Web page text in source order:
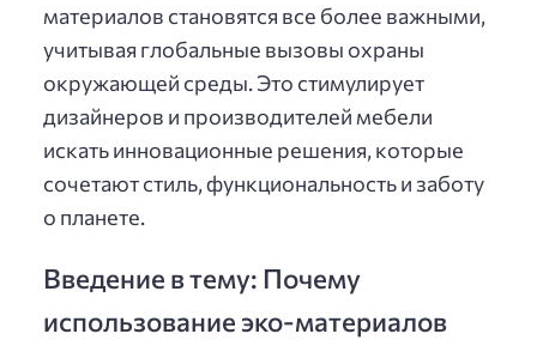
материалов становятся все более важными,
учитывая глобальные вызовы охраны
окружающей среды. Это стимулирует
дизайнеров и производителей мебели
искать инновационные решения, которые
сочетают стиль, функциональность и заботу
о планете.
Введение в тему: Почему
использование эко-материалов